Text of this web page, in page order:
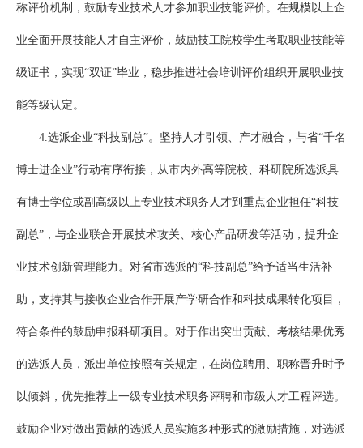
称评价机制，鼓励专业技术人才参加职业技能评价。在规模以上企
业全面开展技能人才自主评价，鼓励技工院校学生考取职业技能等
级证书，实现“双证”毕业，稳步推进社会培训评价组织开展职业技
能等级认定。
4.选派企业“科技副总”。坚持人才引领、产才融合，与省“千名
博士进企业”行动有序衔接，从市内外高等院校、科研院所选派具
有博士学位或副高级以上专业技术职务人才到重点企业担任“科技
副总”，与企业联合开展技术攻关、核心产品研发等活动，提升企
业技术创新管理能力。对省市选派的“科技副总”给予适当生活补
助，支持其与接收企业合作开展产学研合作和科技成果转化项目，
符合条件的鼓励申报科研项目。对于作出突出贡献、考核结果优秀
的选派人员，派出单位按照有关规定，在岗位聘用、职称晋升时予
以倾斜，优先推荐上一级专业技术职务评聘和市级人才工程评选。
鼓励企业对做出贡献的选派人员实施多种形式的激励措施，对选派